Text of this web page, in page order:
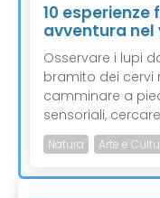
10
avventura nel
Osservare i lupi
bramito dei cervi
camminare a
sensoriali,
Natura Arte e